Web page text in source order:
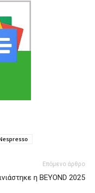
Επόμενο άρθρο
η BEYOND 2025